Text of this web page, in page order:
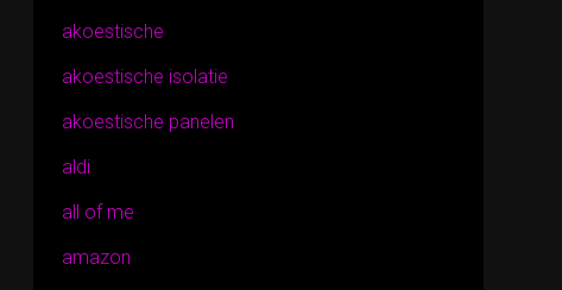
akoestische
akoestische isolatie
akoestische panelen
aldi
all of me
amazon